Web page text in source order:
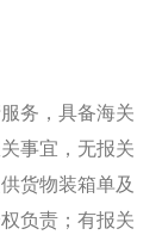
务，具备海关
事宜，无报关
货物装箱单及
负责；有报关